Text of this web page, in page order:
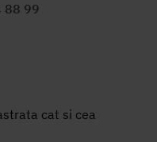
88 99
cat si cea